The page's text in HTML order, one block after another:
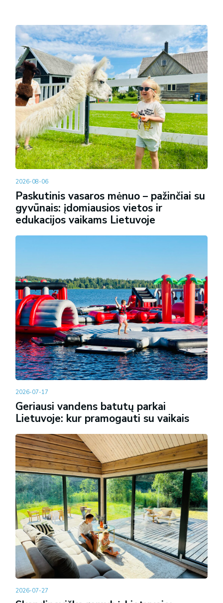
2026-08-06
Paskutinis vasaros mėnuo – pažinčiai su
gyvūnais: įdomiausios vietos ir
edukacijos vaikams Lietuvoje
2026-07-17
Geriausi vandens batutų parkai
Lietuvoje: kur pramogauti su vaikais
2026-07-27